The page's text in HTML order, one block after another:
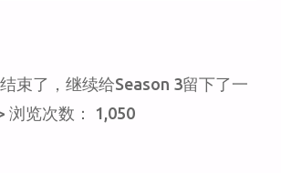
束了，继续给Season 3留下了一
浏览次数： 1,050